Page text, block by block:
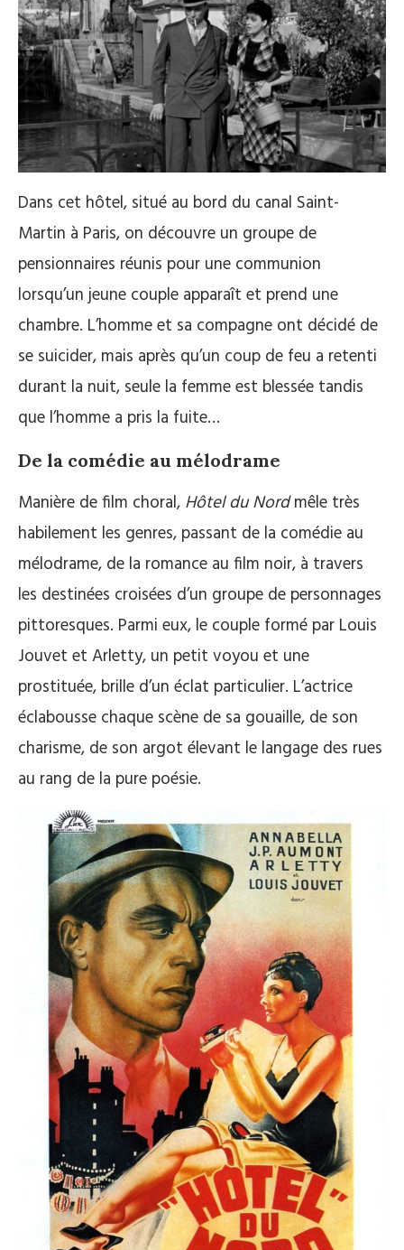
Dans cet hôtel, situé au bord du canal Saint-
Martin à Paris, on découvre un groupe de
pensionnaires réunis pour une communion
lorsqu’un jeune couple apparaît et prend une
chambre. L’homme et sa compagne ont décidé de
se suicider, mais après qu’un coup de feu a retenti
durant la nuit, seule la femme est blessée tandis
que l’homme a pris la fuite…
De la comédie au mélodrame
Manière de film choral, Hôtel du Nordmêle très
habilement les genres, passant de la comédie au
mélodrame, de la romance au film noir, à travers
les destinées croisées d’un groupe de personnages
pittoresques. Parmi eux, le couple formé par Louis
Jouvet et Arletty, un petit voyou et une
prostituée, brille d’un éclat particulier. L’actrice
éclabousse chaque scène de sa gouaille, de son
charisme, de son argot élevant le langage des rues
au rang de la pure poésie.